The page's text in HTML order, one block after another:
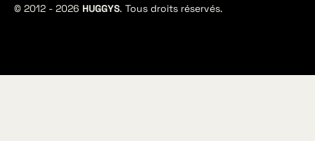
© 2012 - 2026 HUGGYS. Tous droits réservés.